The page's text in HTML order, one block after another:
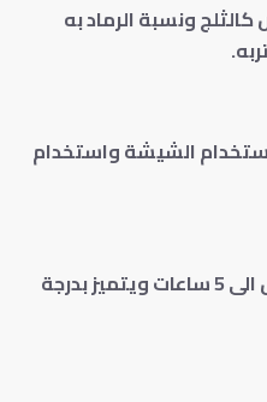
ونسبة الرماد به
الشيشة واستخدام
مدة اشتعاله تدوم طويلا تصل الى 5 ساعات ويتميز بدرجة